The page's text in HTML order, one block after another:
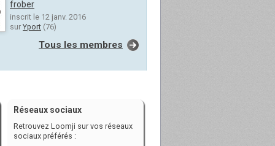
frober
inscrit le 12 janv. 2016
sur Yport (76)
Tous les membres
Réseaux sociaux
Retrouvez Loomji sur vos réseaux
sociaux préférés :